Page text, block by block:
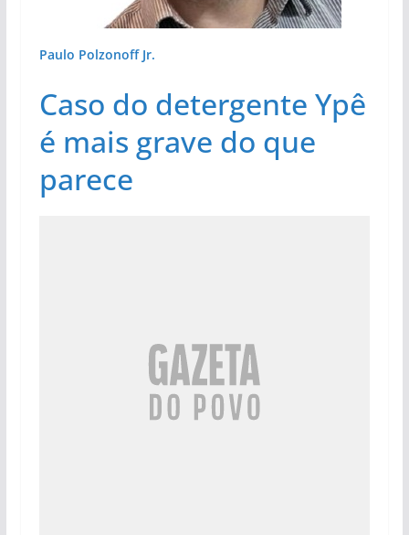
Paulo Polzonoff Jr.
Caso do detergente Ypê
é mais grave do que
parece